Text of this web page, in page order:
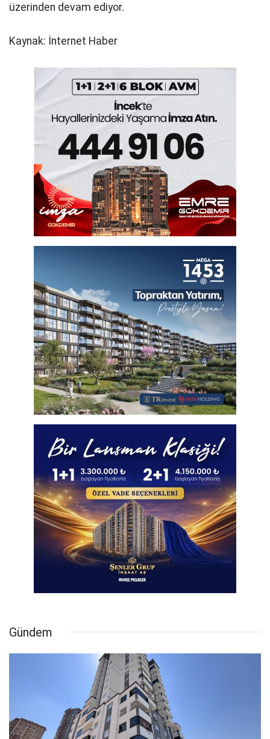
üzerinden devam ediyor.
Kaynak: İnternet Haber
Gündem